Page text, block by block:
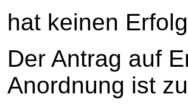
hat keinen
Der Antrag auf
Anordnung ist